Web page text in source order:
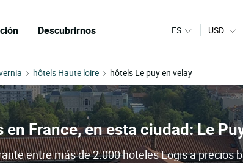
Descubrirnos ES USD
hôtels Haute loire hôtels Le puy en velay
France, en esta ciudad: Le
entre más de 2.000 hoteles Logis a precios